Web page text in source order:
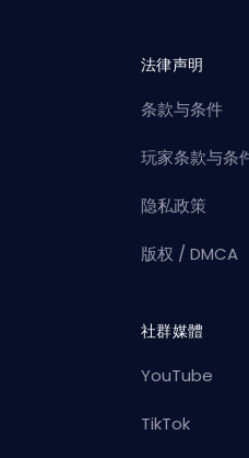
法律声明
条款与条件
玩家条款与条
隐私政策
版权 / DMCA
社群媒體
YouTube
TikTok